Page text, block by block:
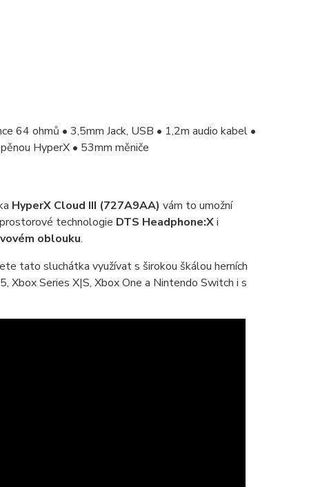
64 ohmů • 3,5mm Jack, USB • 1,2m audio kabel •
HyperX • 53mm měniče
HyperX Cloud III (727A9AA) vám to umožní
technologie DTS Headphone:Xi
oblouku.
tato sluchátka využívat s širokou škálou herních
Xbox Series X|S, Xbox One a Nintendo Switch i s